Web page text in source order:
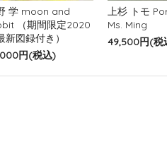
学 moon and
（期間限定2020
新図録付き）
円(税込)
上杉 トモ
Ms. Ming
49,500円(税